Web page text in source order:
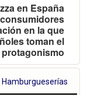
en España
en la que
toman el
protagonismo
Hamburgueserías